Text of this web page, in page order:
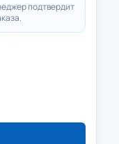
подтвердит